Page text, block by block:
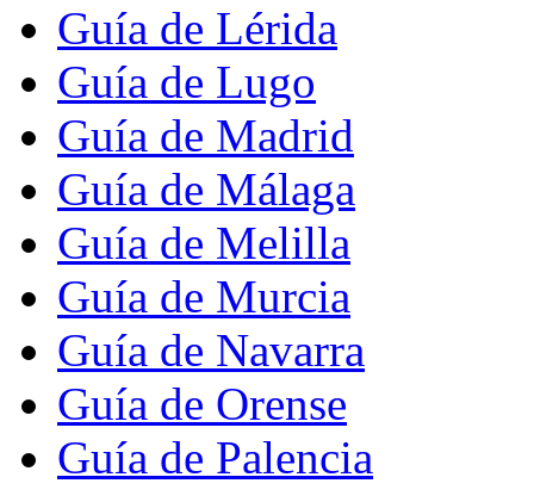
Guía de Lérida
Guía de Lugo
Guía de Madrid
Guía de Málaga
Guía de Melilla
Guía de Murcia
Guía de Navarra
Guía de Orense
Guía de Palencia